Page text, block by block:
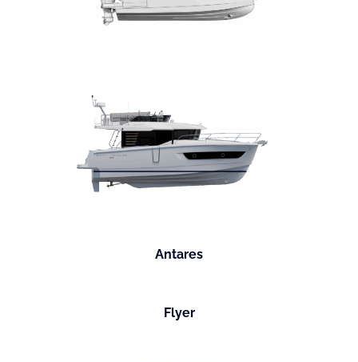
Antares
Flyer